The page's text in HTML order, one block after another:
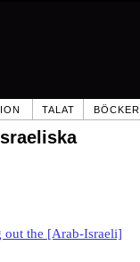
TALAT BÖCKER
out the [Arab-Israeli]